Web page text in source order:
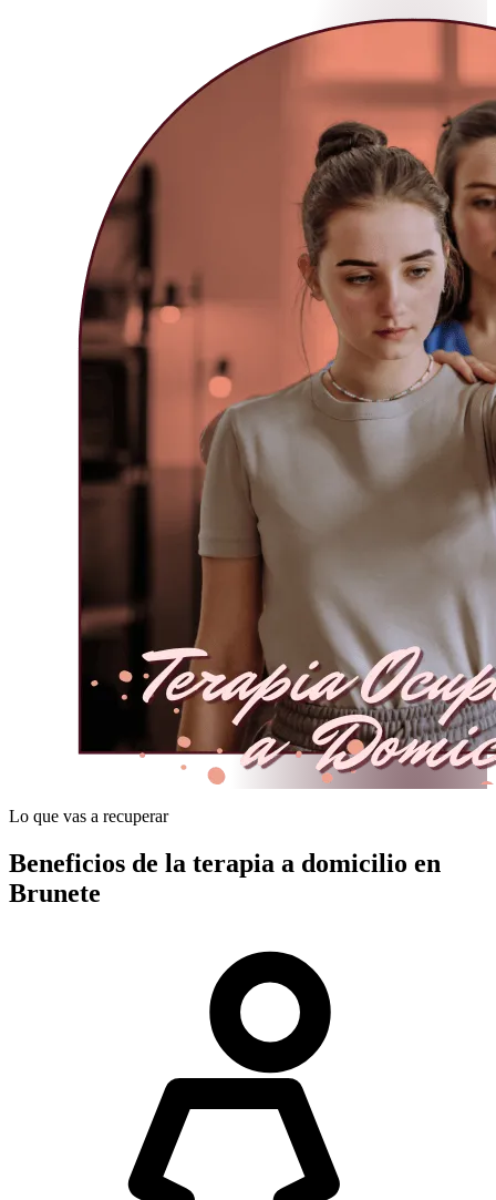
Lo que vas a recuperar
Beneficios de la terapia a domicilio en
Brunete